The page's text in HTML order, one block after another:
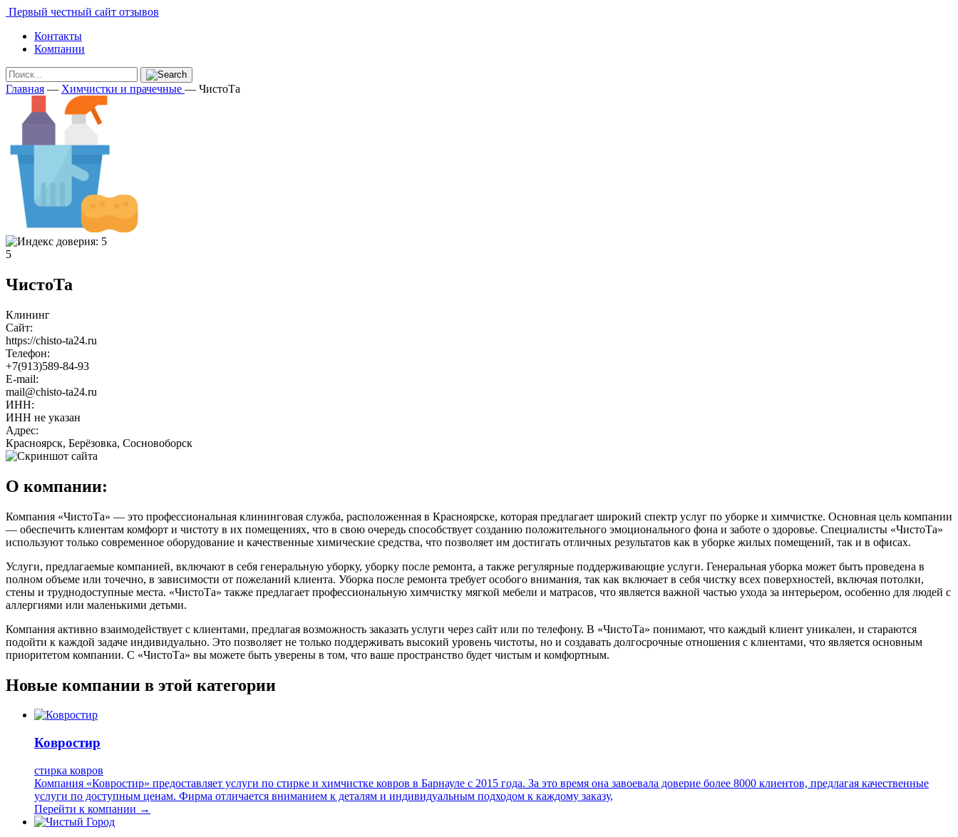
Первый честный сайт отзывов
Контакты
Компании
Главная — Химчистки и прачечные — ЧистоТа
5
ЧистоТа
Клининг
Сайт:
https://chisto-ta24.ru
Телефон:
+7(913)589-84-93
E-mail:
mail@chisto-ta24.ru
ИНН:
ИНН не указан
Адрес:
Красноярск, Берёзовка, Сосновоборск
О компании:
Компания «ЧистоТа» — это профессиональная клининговая служба, расположенная в Красноярске, которая предлагает широкий спектр услуг по уборке и химчистке. Основная цель компании
— обеспечить клиентам комфорт и чистоту в их помещениях, что в свою очередь способствует созданию положительного эмоционального фона и заботе о здоровье. Специалисты «ЧистоТа»
используют только современное оборудование и качественные химические средства, что позволяет им достигать отличных результатов как в уборке жилых помещений, так и в офисах.
Услуги, предлагаемые компанией, включают в себя генеральную уборку, уборку после ремонта, а также регулярные поддерживающие услуги. Генеральная уборка может быть проведена в
полном объеме или точечно, в зависимости от пожеланий клиента. Уборка после ремонта требует особого внимания, так как включает в себя чистку всех поверхностей, включая потолки,
стены и труднодоступные места. «ЧистоТа» также предлагает профессиональную химчистку мягкой мебели и матрасов, что является важной частью ухода за интерьером, особенно для людей с
аллергиями или маленькими детьми.
Компания активно взаимодействует с клиентами, предлагая возможность заказать услуги через сайт или по телефону. В «ЧистоТа» понимают, что каждый клиент уникален, и стараются
подойти к каждой задаче индивидуально. Это позволяет не только поддерживать высокий уровень чистоты, но и создавать долгосрочные отношения с клиентами, что является основным
приоритетом компании. С «ЧистоТа» вы можете быть уверены в том, что ваше пространство будет чистым и комфортным.
Новые компании в этой категории
Ковростир
стирка ковров
Компания «Ковростир» предоставляет услуги по стирке и химчистке ковров в Барнауле с 2015 года. За это время она завоевала доверие более 8000 клиентов, предлагая качественные
услуги по доступным ценам. Фирма отличается вниманием к деталям и индивидуальным подходом к каждому заказу,
Перейти к компании →